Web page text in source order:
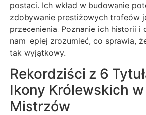
postaci. Ich wkład w budowanie
zdobywanie prestiżowych trofeów
przecenienia. Poznanie ich historii i
nam lepiej zrozumieć, co sprawia,
tak wyjątkowy.
Rekordziści z 6
Ikony Królewskich
Mistrzów